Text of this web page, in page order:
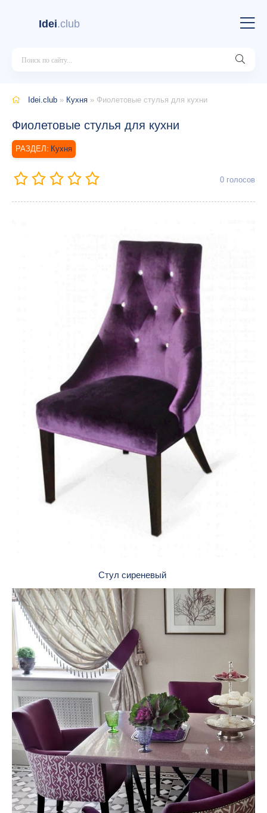
Idei.club
Idei.club » Кухня » Фиолетовые стулья для кухни
Фиолетовые стулья для кухни
Кухня
0 голосов
Стул сиреневый